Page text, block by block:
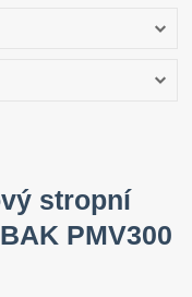
stropní
PMV300